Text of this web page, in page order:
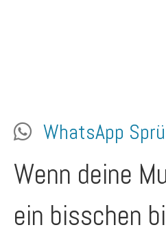
WhatsApp
Wenn deine
ein bisschen